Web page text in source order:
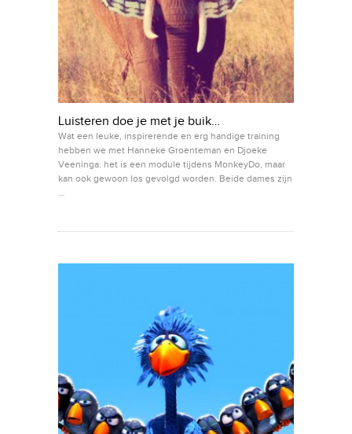
Luisteren doe je met je buik…
Wat een leuke, inspirerende en erg handige training
hebben we met Hanneke Groenteman en Djoeke
Veeninga: het is een module tijdens MonkeyDo, maar
kan ook gewoon los gevolgd worden. Beide dames zijn
…